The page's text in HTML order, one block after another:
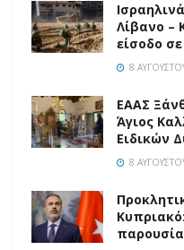
Λίβανο –
είσοδο
8
EAAΣ
Άγιος
Ειδικών
8